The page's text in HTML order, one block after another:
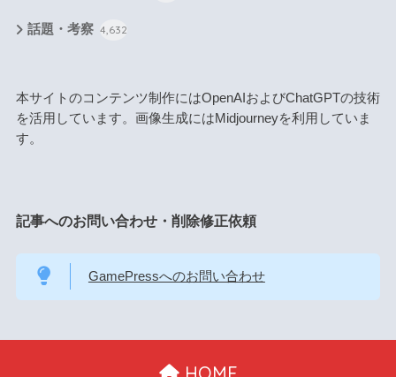
話題・考察 4,632
本サイトのコンテンツ制作にはOpenAIおよびChatGPTの技術
を活用しています。画像生成にはMidjourneyを利用していま
す。
記事へのお問い合わせ・削除修正依頼
GamePressへのお問い合わせ